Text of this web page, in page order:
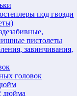
под гвозди
пистолеты
завинчивания,
головок
дюйма